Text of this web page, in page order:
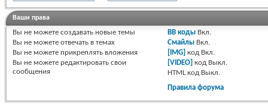
Ваши права
Вы не можете создавать новые темы
Вы не можете отвечать в темах
Вы не можете прикреплять вложения
Вы не можете редактировать свои
сообщения
BB коды Вкл.
Смайлы Вкл.
[IMG] код Вкл.
[VIDEO] код Выкл.
HTML код Выкл.
Правила форума